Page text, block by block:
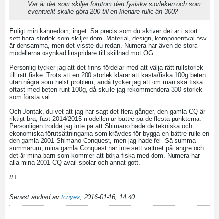
Var är det som skiljer förutom den fysiska storleken och som
eventuellt skulle göra 200 till en klenare rulle än 300?
Enligt min kännedom, inget. Så precis som du skriver det är i stort
sett bara storlek som skiljer dom. Material, design, komponentval osv
är densamma, men det visste du redan. Numera har även de stora
modellerna osynkad linspridare till skillnad mot OG.
Personlig tycker jag att det finns fördelar med att välja rätt rullstorlek
till rätt fiske. Trots att en 200 storlek klarar att kasta/fiska 100g beten
utan några som helst problem, ändå tycker jag att om man ska fiska
oftast med beten runt 100g, då skulle jag rekommendera 300 storlek
som första val.
Och Jontak, du vet att jag har sagt det flera gånger, den gamla CQ är
riktigt bra, fast 2014/2015 modellen är bättre på de flesta punkterna.
Personligen trodde jag inte på att Shimano hade de tekniska och
ekonomiska förutsättningarna som krävdes för bygga en bättre rulle en
den gamla 2001 Shimano Conquest, men jag hade fel
Så summa
summarum, mina gamla Conquest har inte sett vattnet på längre och
det är mina barn som kommer att börja fiska med dom. Numera har
alla mina 2001 CQ avail spolar och annat gott.
//T
Senast ändrad av tonyex; 2016-01-16, 14:40.